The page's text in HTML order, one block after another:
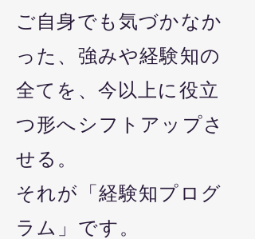
ご自身でも気づかなか
った、強みや経験知の
全てを、今以上に役立
つ形へシフトアップさ
せる。
​それが「経験知プログ
ラム」です。